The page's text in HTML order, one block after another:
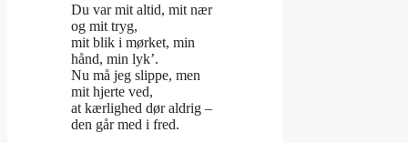
Du var mit altid, mit nær
og mit tryg,
mit blik i mørket, min
hånd, min lyk’.
Nu må jeg slippe, men
mit hjerte ved,
at kærlighed dør aldrig –
den går med i fred.